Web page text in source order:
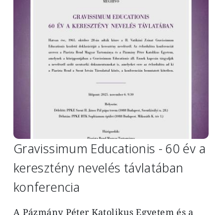
Gravissimum Educationis - 60 év a
keresztény nevelés távlatában
konferencia
A Pázmány Péter Katolikus Egyetem és a